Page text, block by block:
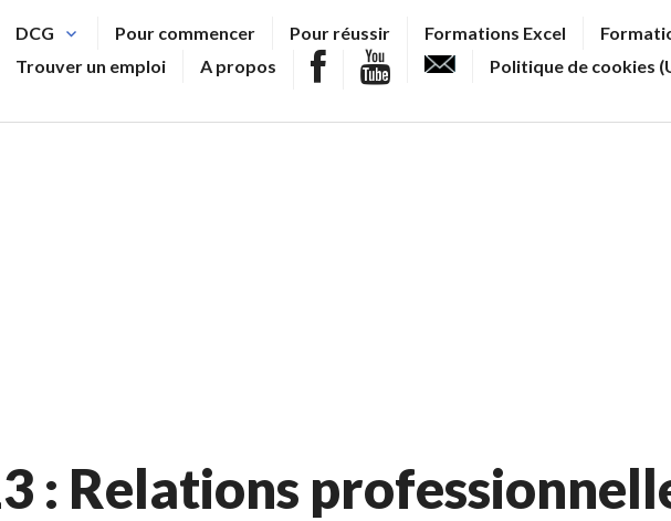
DCG Pour commencer Pour réussir Formations Excel
Trouver un emploi
A propos Politique de cookies
: Relations